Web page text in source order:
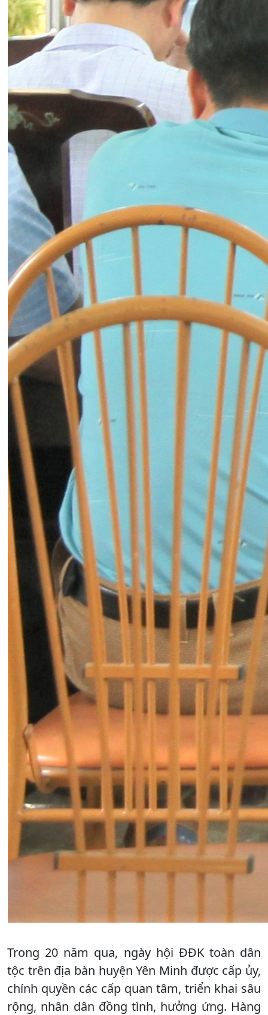
Trong 20 năm qua, ngày hội ĐĐK toàn dân
tộc trên địa bàn huyện Yên Minh được cấp ủy,
chính quyền các cấp quan tâm, triển khai sâu
rộng, nhân dân đồng tình, hưởng ứng. Hàng